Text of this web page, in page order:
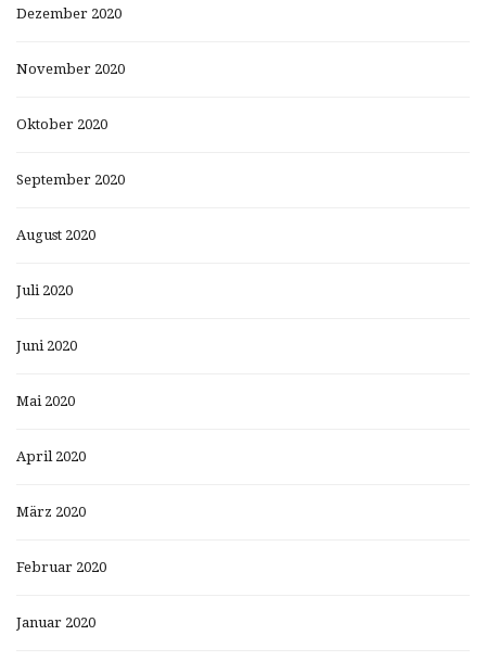
Dezember 2020
November 2020
Oktober 2020
September 2020
August 2020
Juli 2020
Juni 2020
Mai 2020
April 2020
März 2020
Februar 2020
Januar 2020